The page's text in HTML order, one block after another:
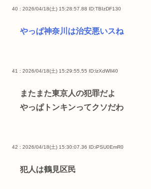
40 : 2026/04/18(土) 15:28:57.88 ID:TBIzDF130
やっぱ神奈川は治安悪いスね
41 : 2026/04/18(土) 15:29:55.55 ID:lzXdWIl40
またまた東京人の犯罪だよ
やっぱトンキンってクソだわ
42 : 2026/04/18(土) 15:30:07.36 ID:iPSU0EmR0
犯人は鶴見区民